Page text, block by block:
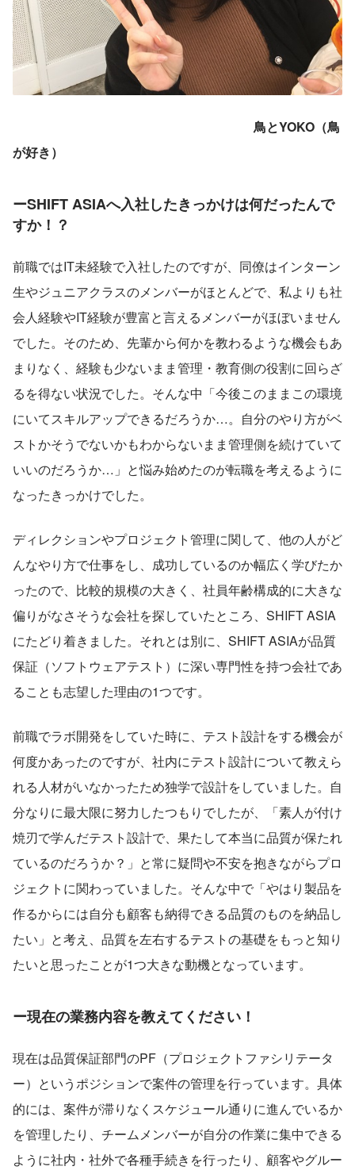
鳥とYOKO（鳥
が好き）
ーSHIFT ASIAへ入社したきっかけは何だったんで
すか！？
前職ではIT未経験で入社したのですが、同僚はインターン
生やジュニアクラスのメンバーがほとんどで、私よりも社
会人経験やIT経験が豊富と言えるメンバーがほぼいません
でした。そのため、先輩から何かを教わるような機会もあ
まりなく、経験も少ないまま管理・教育側の役割に回らざ
るを得ない状況でした。そんな中「今後このままこの環境
にいてスキルアップできるだろうか…。自分のやり方がベ
ストかそうでないかもわからないまま管理側を続けていて
いいのだろうか…」と悩み始めたのが転職を考えるように
なったきっかけでした。
ディレクションやプロジェクト管理に関して、他の人がど
んなやり方で仕事をし、成功しているのか幅広く学びたか
ったので、比較的規模の大きく、社員年齢構成的に大きな
偏りがなさそうな会社を探していたところ、SHIFT ASIA
にたどり着きました。それとは別に、SHIFT ASIAが品質
保証（ソフトウェアテスト）に深い専門性を持つ会社であ
ることも志望した理由の1つです。
前職でラボ開発をしていた時に、テスト設計をする機会が
何度かあったのですが、社内にテスト設計について教えら
れる人材がいなかったため独学で設計をしていました。自
分なりに最大限に努力したつもりでしたが、「素人が付け
焼刃で学んだテスト設計で、果たして本当に品質が保たれ
ているのだろうか？」と常に疑問や不安を抱きながらプロ
ジェクトに関わっていました。そんな中で「やはり製品を
作るからには自分も顧客も納得できる品質のものを納品し
たい」と考え、品質を左右するテストの基礎をもっと知り
たいと思ったことが1つ大きな動機となっています。
ー現在の業務内容を教えてください！
現在は品質保証部門のPF（プロジェクトファシリテータ
ー）というポジションで案件の管理を行っています。具体
的には、案件が滞りなくスケジュール通りに進んでいるか
を管理したり、チームメンバーが自分の作業に集中できる
ように社内・社外で各種手続きを行ったり、顧客やグルー